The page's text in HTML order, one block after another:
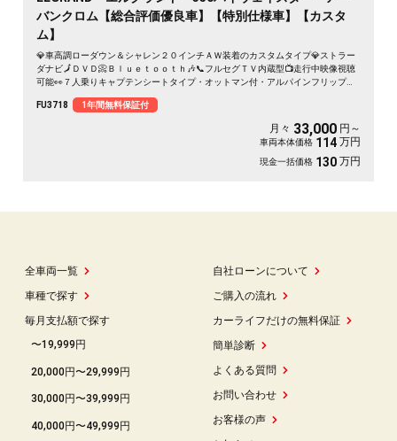
バンクロム【総合評価優良車】【特別仕様車】【カスタ
ム】
💎車高調ローダウン＆シャレン２０インチＡＷ装着のカスタムタイプ💎ストラー
ダナビ🗾ＤＶＤ📀Ｂｌｕｅｔｏｏｔｈ🎶📞フルセグＴＶ内蔵型📺走行中映像視聴
可能👀７人乗りキャプテンシートタイプ・オットマン付・アルパインフリップダ
両側パワースライドドア＆パワーバックドア付で大型ドアも楽々開閉🚪
FU3718 1年間無料保証付
月々 33,000 円～
車両本体価格 114 万円
現金一括価格 130 万円
全車両一覧
車種で探す
毎月支払額で探す
〜19,999円
20,000円〜29,999円
30,000円〜39,999円
40,000円〜49,999円
自社ローンについて
ご購入の流れ
カーライフだけの無料保証
簡単診断
よくある質問
お問い合わせ
お客様の声